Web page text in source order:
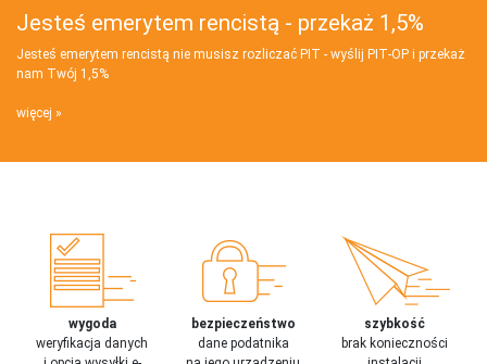
Jesteś emerytem rencistą - przekaż 1,5%
Jesteś emerytem rencistą nie musisz rozliczać PIT - wyślij PIT‑OP i przekaż
nam Twój 1,5%
więcej
wygoda
weryfikacja danych
bezpieczeństwo
dane podatnika
szybkość
brak konieczności